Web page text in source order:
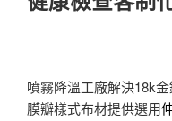
噴霧降溫工廠解決18k
膜瓣樣式布材提供選用